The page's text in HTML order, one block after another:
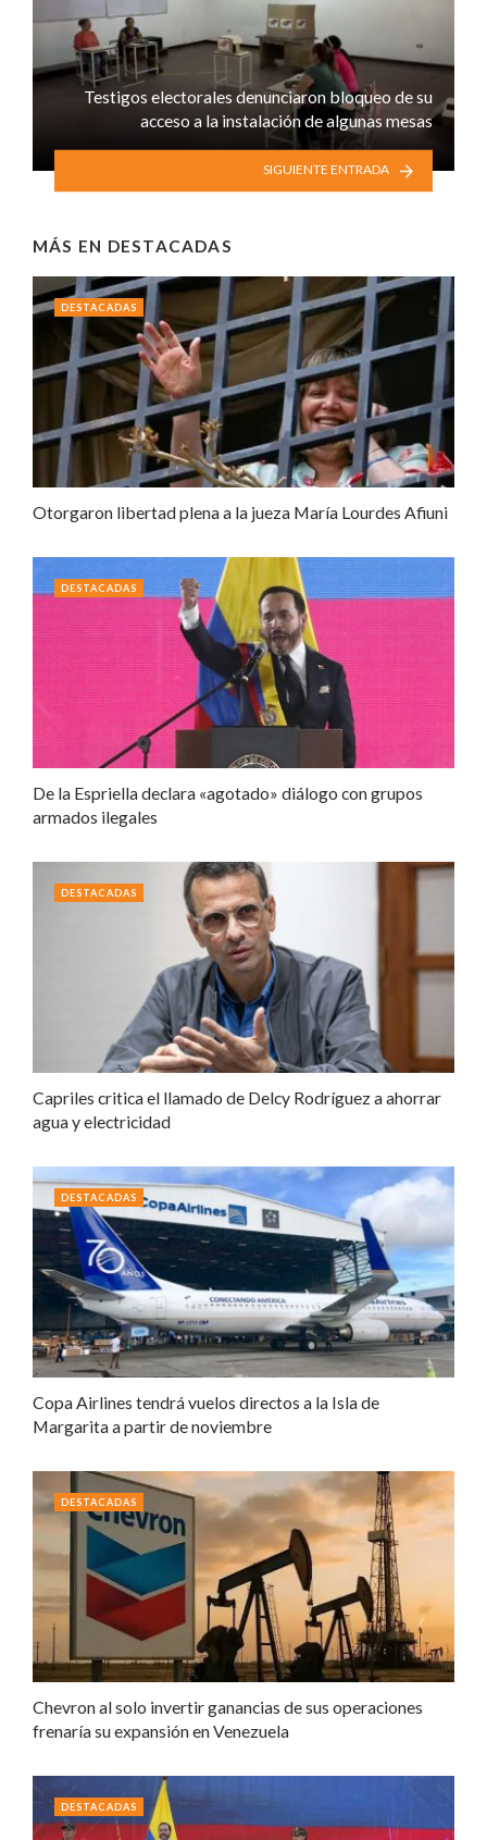
Testigos electorales denunciaron bloqueo de su
acceso a la instalación de algunas mesas
SIGUIENTE ENTRADA
MÁS EN DESTACADAS
Otorgaron libertad plena a la jueza María Lourdes Afiuni
DESTACADAS
De la Espriella declara «agotado» diálogo con grupos
armados ilegales
DESTACADAS
Capriles critica el llamado de Delcy Rodríguez a ahorrar
agua y electricidad
DESTACADAS
Copa Airlines tendrá vuelos directos a la Isla de
Margarita a partir de noviembre
DESTACADAS
Chevron al solo invertir ganancias de sus operaciones
frenaría su expansión en Venezuela
DESTACADAS
DESTACADAS